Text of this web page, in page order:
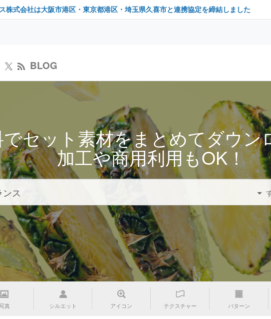
株式会社は大阪市港区・東京都港区・埼玉県久喜市と連携協定を締結しました
BLOG
セット素材をまとめてダウン
加工や商用利用もOK！
真 シルエット アイコン テクスチャー パターン